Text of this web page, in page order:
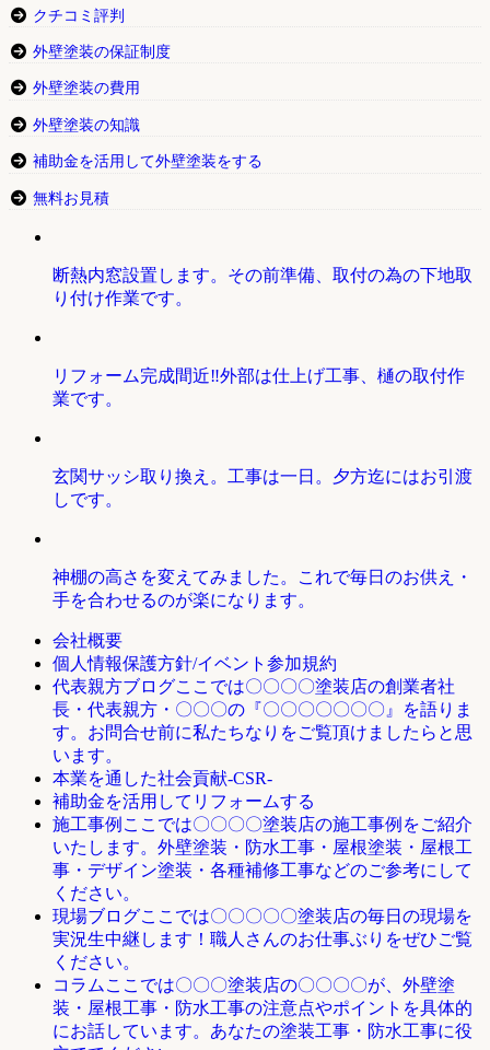
クチコミ評判
外壁塗装の保証制度
外壁塗装の費用
外壁塗装の知識
補助金を活用して外壁塗装をする
無料お見積
断熱内窓設置します。その前準備、取付の為の下地取
り付け作業です。
リフォーム完成間近‼外部は仕上げ工事、樋の取付作
業です。
玄関サッシ取り換え。工事は一日。夕方迄にはお引渡
しです。
神棚の高さを変えてみました。これで毎日のお供え・
手を合わせるのが楽になります。
会社概要
個人情報保護方針/イベント参加規約
代表親方ブログここでは〇〇〇〇塗装店の創業者社
長・代表親方・〇〇〇の『〇〇〇〇〇〇〇』を語りま
す。お問合せ前に私たちなりをご覧頂けましたらと思
います。
本業を通した社会貢献-CSR-
補助金を活用してリフォームする
施工事例 ここでは〇〇〇〇塗装店の施工事例をご紹介
いたします。外壁塗装・防水工事・屋根塗装・屋根工
事・デザイン塗装・各種補修工事などのご参考にして
ください。
現場ブログここでは〇〇〇〇〇塗装店の毎日の現場を
実況生中継します！職人さんのお仕事ぶりをぜひご覧
ください。
コラム ここでは〇〇〇塗装店の〇〇〇〇が、外壁塗
装・屋根工事・防水工事の注意点やポイントを具体的
にお話しています。あなたの塗装工事・防水工事に役